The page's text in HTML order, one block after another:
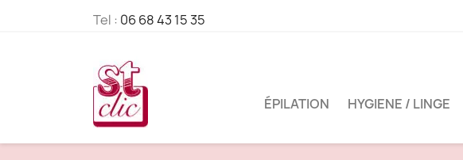
Tel : 06 68 43 15 35
ÉPILATION HYGIENE / LINGE